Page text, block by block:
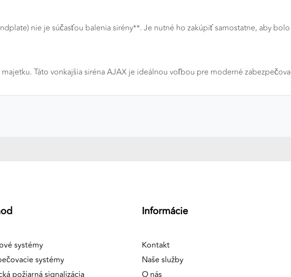
nie je súčasťou balenia sirény**. Je nutné ho zakúpiť samostatne, aby
Táto vonkajšia siréna AJAX je ideálnou voľbou pre moderné
systémy
systémy
požiarná signalizácia
Informácie
Kontakt
Naše služby
O nás